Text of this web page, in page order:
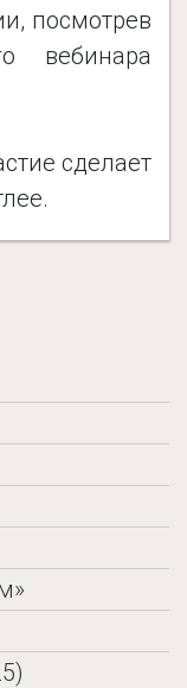
посмотрев
вебинара
сделает